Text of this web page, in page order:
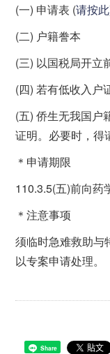
(一) 申请表 (请按此
(二) 户籍誊本
(三) 以国税局开立
(四) 若有低收入户
(五) 侨生无我国户
证明。必要时，得
＊申请期限
110.3.5(五)前向药
＊注意事项
须临时急难救助与
以专案申请处理。
Share